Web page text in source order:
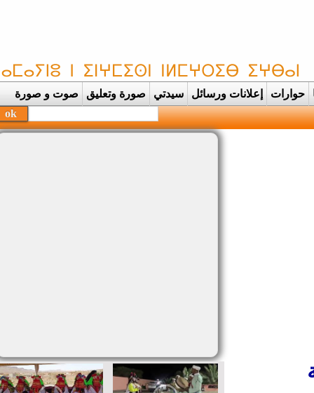
حوارات إعلانات ورسائل سيدتي صورة وتعليق صوت و صورة